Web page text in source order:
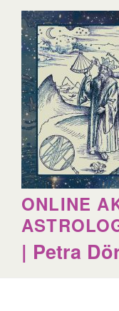
content
ONLINE
| Petra